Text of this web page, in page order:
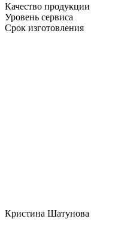
Качество продукции
Уровень сервиса
Срок изготовления
Кристина Шатунова